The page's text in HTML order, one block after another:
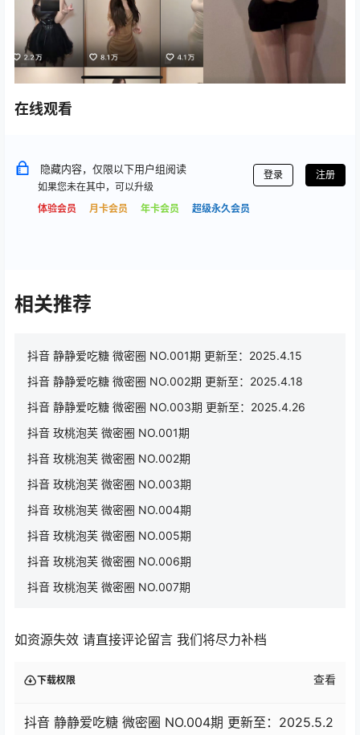
在线观看
隐藏内容，仅限以下用户组阅读
如果您未在其中，可以升级
体验会员
月卡会员 年卡会员 超级永久会员
登录 注册
相关推荐
抖音 静静爱吃糖 微密圈 NO.001期 更新至：2025.4.15
抖音 静静爱吃糖 微密圈 NO.002期 更新至：2025.4.18
抖音 静静爱吃糖 微密圈 NO.003期 更新至：2025.4.26
抖音 玫桃泡芙 微密圈 NO.001期
抖音 玫桃泡芙 微密圈 NO.002期
抖音 玫桃泡芙 微密圈 NO.003期
抖音 玫桃泡芙 微密圈 NO.004期
抖音 玫桃泡芙 微密圈 NO.005期
抖音 玫桃泡芙 微密圈 NO.006期
抖音 玫桃泡芙 微密圈 NO.007期
如资源失效 请直接评论留言 我们将尽力补档
下载权限 查看
抖音 静静爱吃糖 微密圈 NO.004期 更新至：2025.5.2